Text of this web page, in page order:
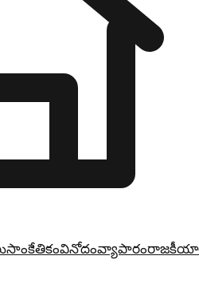
సాంకేతికంవినోదంవ్యాపారం